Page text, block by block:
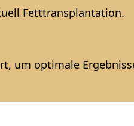
Fetttransplantation.
um optimale